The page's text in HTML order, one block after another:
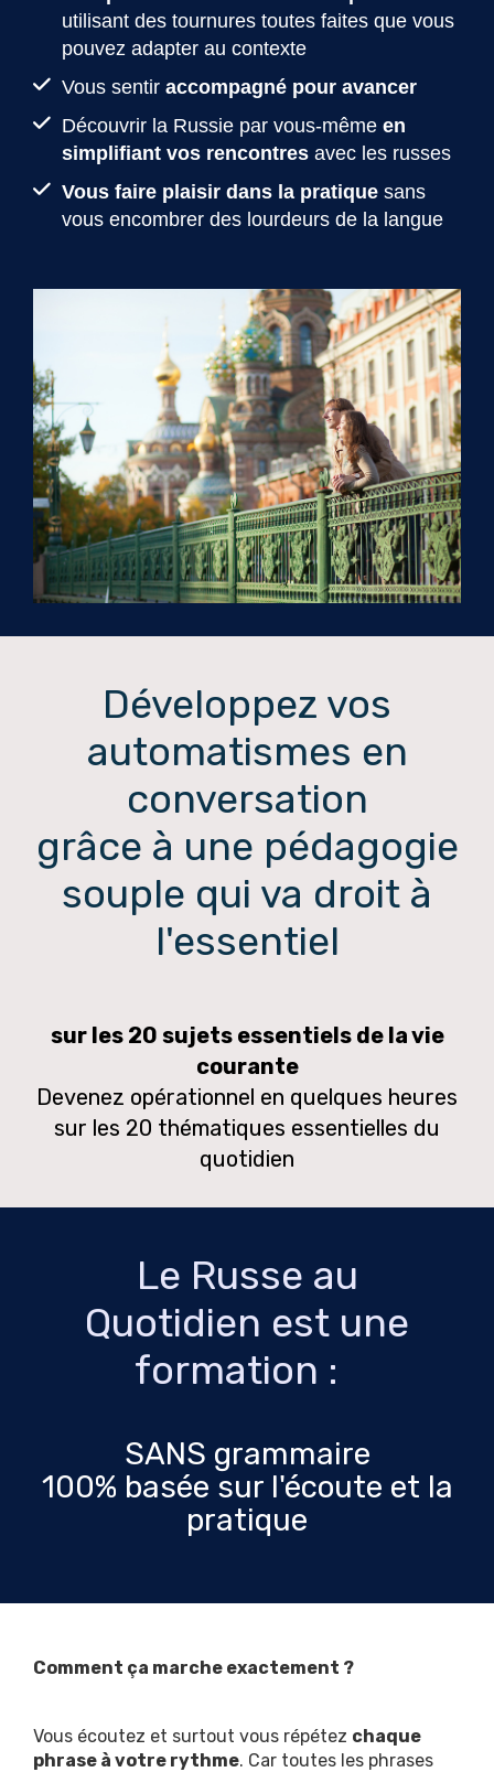
utilisant des tournures toutes faites que vous
pouvez adapter au contexte
Vous sentir accompagné pour avancer
Découvrir la Russie par vous-même en
simplifiant vos rencontres avec les russes
Vous faire plaisir dans la pratique sans
vous encombrer des lourdeurs de la langue
Développez vos
automatismes en
conversation
grâce à une pédagogie
souple qui va droit à
l'essentiel
sur les 20 sujets essentiels de la vie
courante
Devenez opérationnel en quelques heures
sur les 20 thématiques essentielles du
quotidien
Le Russe au
Quotidien est une
formation :
SANS grammaire
100% basée sur l'écoute et la
pratique
Comment ça marche exactement ?
Vous écoutez et surtout vous répétez chaque
phrase à votre rythme. Car toutes les phrases